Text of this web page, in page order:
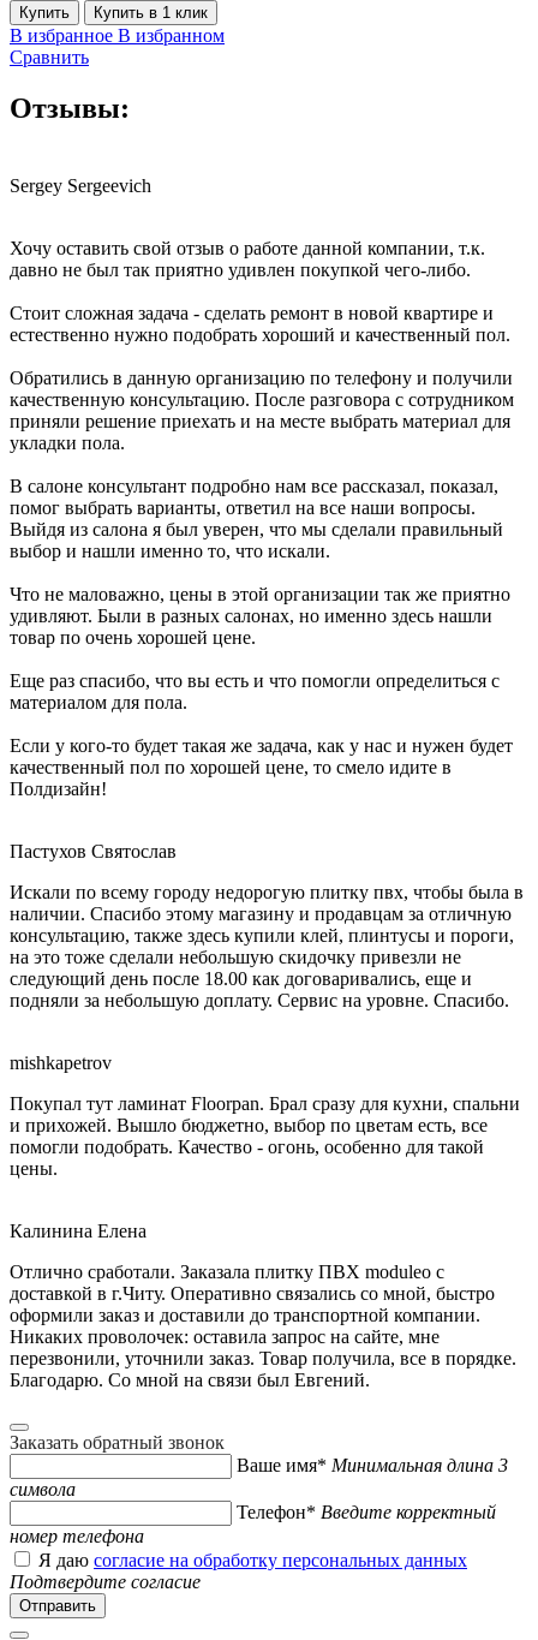
Купить Купить в 1 клик
В избранное В избранном
Сравнить
Отзывы:
Sergey Sergeevich
Хочу оставить свой отзыв о работе данной компании, т.к.
давно не был так приятно удивлен покупкой чего-либо.
Стоит сложная задача - сделать ремонт в новой квартире и
естественно нужно подобрать хороший и качественный пол.
Обратились в данную организацию по телефону и получили
качественную консультацию. После разговора с сотрудником
приняли решение приехать и на месте выбрать материал для
укладки пола.
В салоне консультант подробно нам все рассказал, показал,
помог выбрать варианты, ответил на все наши вопросы.
Выйдя из салона я был уверен, что мы сделали правильный
выбор и нашли именно то, что искали.
Что не маловажно, цены в этой организации так же приятно
удивляют. Были в разных салонах, но именно здесь нашли
товар по очень хорошей цене.
Еще раз спасибо, что вы есть и что помогли определиться с
материалом для пола.
Если у кого-то будет такая же задача, как у нас и нужен будет
качественный пол по хорошей цене, то смело идите в
Полдизайн!
Пастухов Святослав
Искали по всему городу недорогую плитку пвх, чтобы была в
наличии. Спасибо этому магазину и продавцам за отличную
консультацию, также здесь купили клей, плинтусы и пороги,
на это тоже сделали небольшую скидочку привезли не
следующий день после 18.00 как договаривались, еще и
подняли за небольшую доплату. Сервис на уровне. Спасибо.
mishkapetrov
Покупал тут ламинат Floorpan. Брал сразу для кухни, спальни
и прихожей. Вышло бюджетно, выбор по цветам есть, все
помогли подобрать. Качество - огонь, особенно для такой
цены.
Калинина Елена
Отлично сработали. Заказала плитку ПВХ moduleo с
доставкой в г.Читу. Оперативно связались со мной, быстро
оформили заказ и доставили до транспортной компании.
Никаких проволочек: оставила запрос на сайте, мне
перезвонили, уточнили заказ. Товар получила, все в порядке.
Благодарю. Со мной на связи был Евгений.
Заказать обратный звонок
Ваше имя* Минимальная длина 3
символа
Телефон* Введите корректный
номер телефона
Я даю согласие на обработку персональных данных
Подтвердите согласие